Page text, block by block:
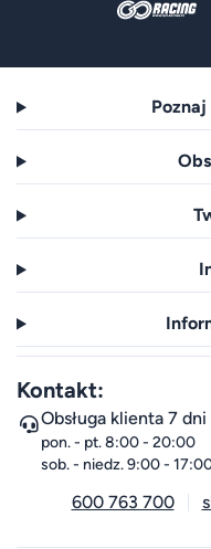
Kontakt:
Obsługa klienta 7
pon. - pt. 8:00 - 20:00
sob. - niedz. 9:00 -
600 763 700